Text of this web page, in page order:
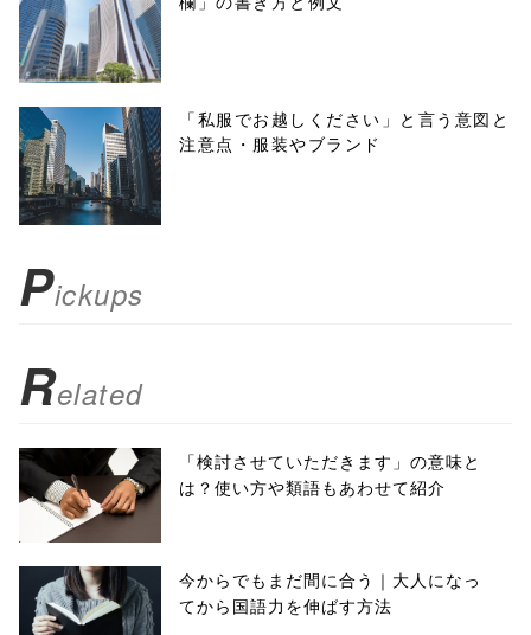
'width=550,
height=450,
menubar=no,
toolbar=no,
scrollbars=yes'
false;"> シェア
「私服でお越しください」と言う意図と
注意点・服装やブランド
Pickups
Related
「検討させていただきます」の意味と
は？使い方や類語もあわせて紹介
今からでもまだ間に合う｜大人になっ
てから国語力を伸ばす方法